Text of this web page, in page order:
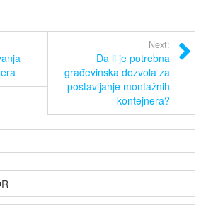
Next:
Da li je potrebna
građevinska dozvola za
postavljanje montažnih
kontejnera?